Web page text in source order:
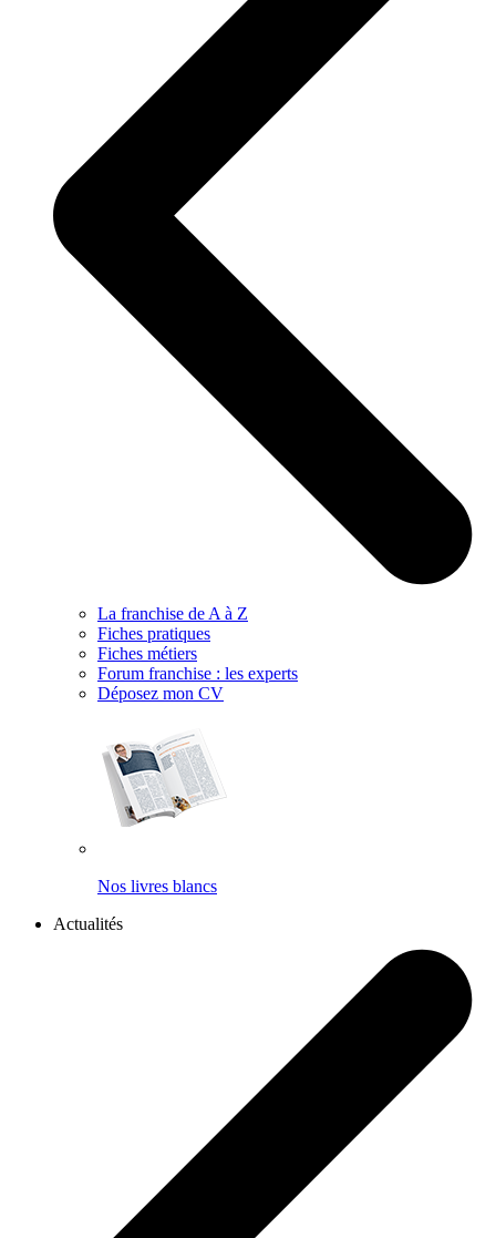
La franchise de A à Z
Fiches pratiques
Fiches métiers
Forum franchise : les experts
Déposez mon CV
Nos livres blancs
Actualités